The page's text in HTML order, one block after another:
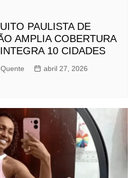
PAULISTA DE
AMPLIA COBERTURA
10 CIDADES
abril 27, 2026